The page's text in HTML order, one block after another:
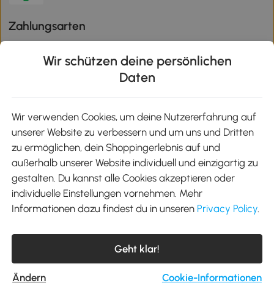
Zahlungsarten
Aosom-App
Google Play
Tel.: +49 40 87408465
kontakt@aosom.de
Telefonservice Mo.-Fr. 9:00-17:30 Uhr
MH Handel GmbH, Wendenstraße 309, 20537 Hamburg
Wir schützen deine persönlichen
Daten
Wir verwenden Cookies, um deine Nutzererfahrung auf
unserer Website zu verbessern und um uns und Dritten
zu ermöglichen, dein Shoppingerlebnis auf und
außerhalb unserer Website individuell und einzigartig zu
gestalten. Du kannst alle Cookies akzeptieren oder
individuelle Einstellungen vornehmen. Mehr
Informationen dazu findest du in unseren Privacy Policy.
Geht klar!
Ändern Cookie-Informationen